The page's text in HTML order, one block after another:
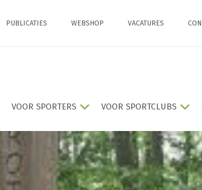
PUBLICATIES WEBSHOP VACATURES
VOOR SPORTERS VOOR SPORTCLUBS